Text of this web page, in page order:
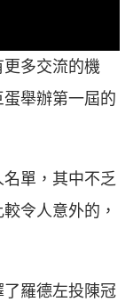
多交流的機
蛋舉辦第一屆的
單，其中不乏
令人意外的，
羅德左投陳冠